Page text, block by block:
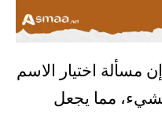
مسألة اختيار الاسم
مما يجعل